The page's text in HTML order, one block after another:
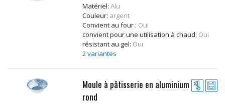
Matériel:Alu
Couleur: argent
Convient au four : Oui
convient pour une utilisation à chaud: Oui
résistant au gel: Oui
2 variantes
Moule à pâtisserie en aluminium
rond